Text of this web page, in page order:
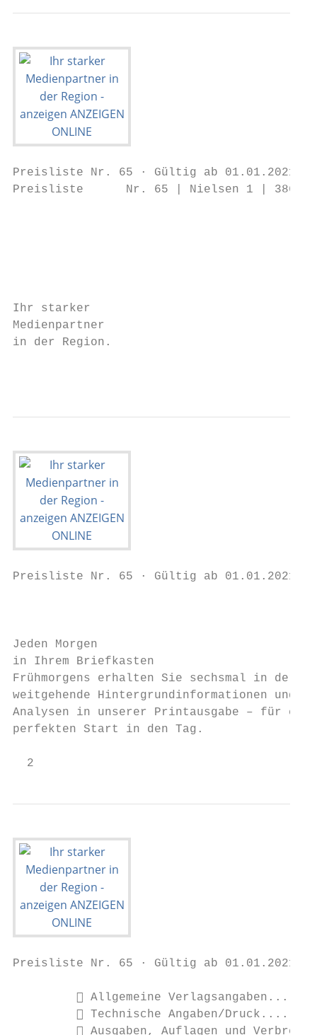
Preisliste Nr. 65 · Gültig ab 01.01.2021 ·
Preisliste      Nr. 65 | Nielsen 1 | 38640
Ihr starker
Medienpartner
in der Region.
Preisliste Nr. 65 · Gültig ab 01.01.2021 ·
Jeden Morgen
in Ihrem Briefkasten
Frühmorgens erhalten Sie sechsmal in
weitgehende Hintergrundinformationen
Analysen in unserer Printausgabe – für
perfekten Start in den Tag.
  2
Preisliste Nr. 65 · Gültig ab
 Allgemeine
 Technische Angaben/
 Ausgaben, Auflagen und